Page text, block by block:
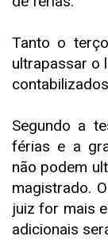
Tanto o
ultrapassar o
Segundo a
férias e a
não podem
magistrado.
juiz for mais
adicionais